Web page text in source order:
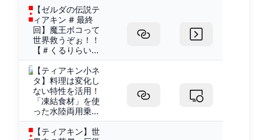
【ゼルダの伝説テ
ィアキン # 最終
回】魔王ボコって
世界救うぞぉ！！
【＃くるりらい...
【ティアキン小ネ
タ】料理は変化し
ない特性を活用！
「凍結食材」を使
った水陸両用乗...
【ティアキン】世